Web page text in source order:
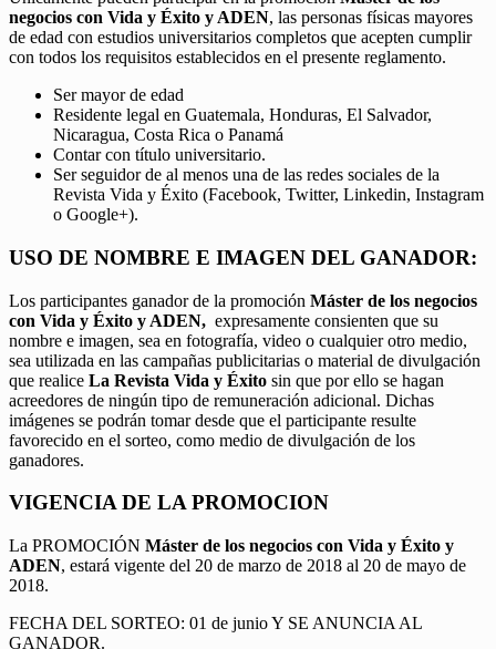
negocios con Vida y Éxito y ADEN, las personas físicas mayores
de edad con estudios universitarios completos que acepten cumplir
con todos los requisitos establecidos en el presente reglamento.
Ser mayor de edad
Residente legal en Guatemala, Honduras, El Salvador,
Nicaragua, Costa Rica o Panamá
Contar con título universitario.
Ser seguidor de al menos una de las redes sociales de la
Revista Vida y Éxito (Facebook, Twitter, Linkedin, Instagram
o Google+).
USO DE NOMBRE E IMAGEN DEL GANADOR:
Los participantes ganador de la promoción Máster de los negocios
con Vida y Éxito y ADEN, expresamente consienten que su
nombre e imagen, sea en fotografía, video o cualquier otro medio,
sea utilizada en las campañas publicitarias o material de divulgación
que realice La Revista Vida y Éxito sin que por ello se hagan
acreedores de ningún tipo de remuneración adicional. Dichas
imágenes se podrán tomar desde que el participante resulte
favorecido en el sorteo, como medio de divulgación de los
ganadores.
VIGENCIA DE LA PROMOCION
La PROMOCIÓN Máster de los negocios con Vida y Éxito y
ADEN, estará vigente del 20 de marzo de 2018 al 20 de mayo de
2018.
FECHA DEL SORTEO: 01 de junio Y SE ANUNCIA AL
GANADOR.